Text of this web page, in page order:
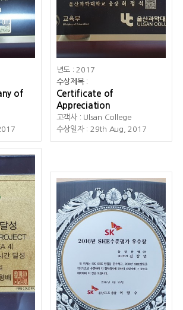
of
년도 : 2017
수상제목:
Certificate of
Appreciation
고객사: Ulsan College
수상일자: 29th Aug, 2017